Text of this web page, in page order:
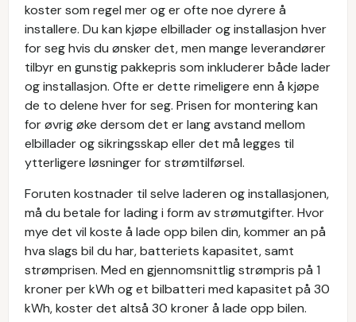
koster som regel mer og er ofte noe dyrere å
installere. Du kan kjøpe elbillader og installasjon hver
for seg hvis du ønsker det, men mange leverandører
tilbyr en gunstig pakkepris som inkluderer både lader
og installasjon. Ofte er dette rimeligere enn å kjøpe
de to delene hver for seg. Prisen for montering kan
for øvrig øke dersom det er lang avstand mellom
elbillader og sikringsskap eller det må legges til
ytterligere løsninger for strømtilførsel.
Foruten kostnader til selve laderen og installasjonen,
må du betale for lading i form av strømutgifter. Hvor
mye det vil koste å lade opp bilen din, kommer an på
hva slags bil du har, batteriets kapasitet, samt
strømprisen. Med en gjennomsnittlig strømpris på 1
kroner per kWh og et bilbatteri med kapasitet på 30
kWh, koster det altså 30 kroner å lade opp bilen.